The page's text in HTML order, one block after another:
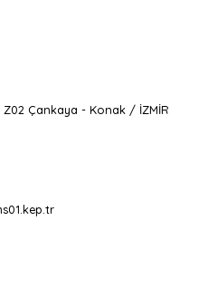
Z02 Çankaya - Konak / İZMİR